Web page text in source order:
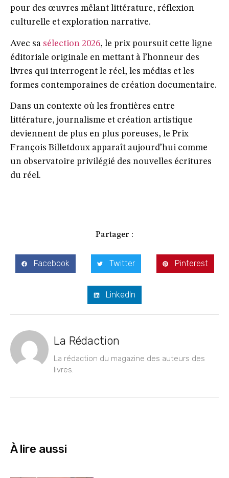
pour des œuvres mêlant littérature, réflexion
culturelle et exploration narrative.
Avec sa sélection 2026, le prix poursuit cette ligne
éditoriale originale en mettant à l’honneur des
livres qui interrogent le réel, les médias et les
formes contemporaines de création documentaire.
Dans un contexte où les frontières entre
littérature, journalisme et création artistique
deviennent de plus en plus poreuses, le Prix
François Billetdoux apparaît aujourd’hui comme
un observatoire privilégié des nouvelles écritures
du réel.
Partager :
Facebook Twitter Pinterest
LinkedIn
La Rédaction
La rédaction du magazine des auteurs des
livres.
À lire aussi